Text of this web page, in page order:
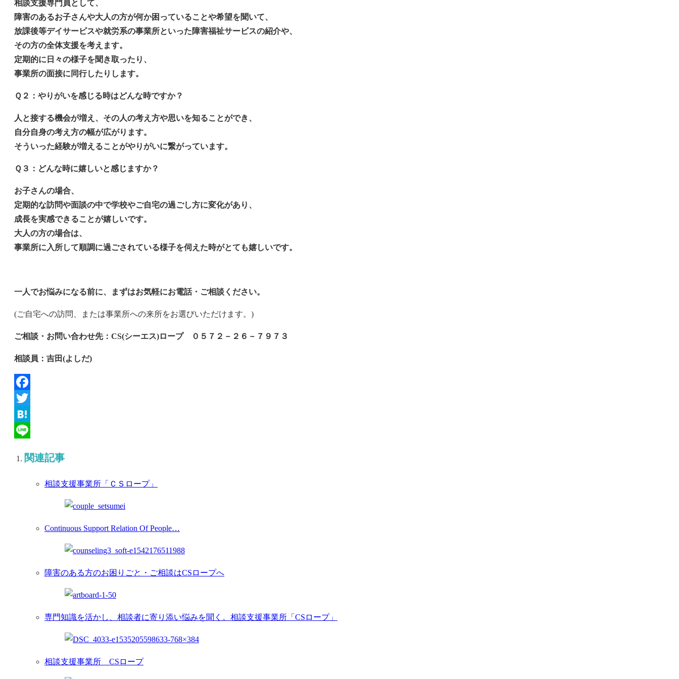
相談支援専門員として、
障害のあるお子さんや大人の方が何か困っていることや希望を聞いて、
放課後等デイサービスや就労系の事業所といった障害福祉サービスの紹介や、
その方の全体支援を考えます。
定期的に日々の様子を聞き取ったり、
事業所の面接に同行したりします。
Ｑ２：やりがいを感じる時はどんな時ですか？
人と接する機会が増え、その人の考え方や思いを知ることができ、
自分自身の考え方の幅が広がります。
そういった経験が増えることがやりがいに繋がっています。
Ｑ３：どんな時に嬉しいと感じますか？
お子さんの場合、
定期的な訪問や面談の中で学校やご自宅の過ごし方に変化があり、
成長を実感できることが嬉しいです。
大人の方の場合は、
事業所に入所して順調に過ごされている様子を伺えた時がとても嬉しいです。
一人でお悩みになる前に、まずはお気軽にお電話・ご相談ください。
(ご自宅への訪問、または事業所への来所をお選びいただけます。)
ご相談・お問い合わせ先：CS(シーエス)ロープ ０５７２－２６－７９７３
相談員：吉田(よしだ)
Facebook
Twitter
Hatena
関連記事
相談支援事業所「ＣＳロープ」
Continuous Support Relation Of People…
障害のある方のお困りごと・ご相談はCSロープへ
専門知識を活かし、相談者に寄り添い悩みを聞く。相談支援事業所「CSロープ」
相談支援事業所 CSロープ